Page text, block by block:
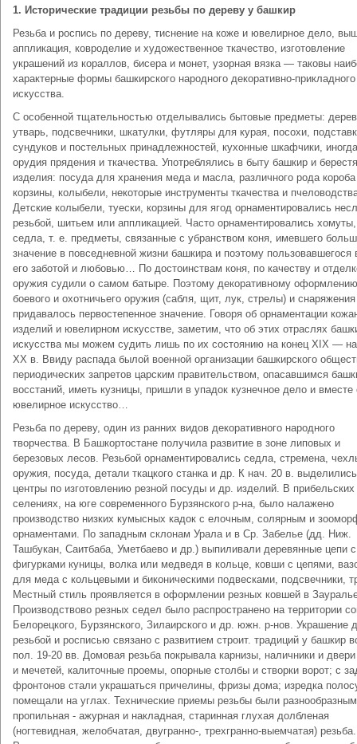
1. Исторические традиции резьбы по дереву у башкир
Резьба и роспись по дереву, тиснение на коже и ювелирное дело,
аппликация, ковроделие и художественное ткачество, изготовление
украшений из кораллов, бисера и монет, узорная вязка — таковы
характерные формы башкирского народного декоративно-прикладного
искусства.
C особенной тщательностью отделывались бытовые предметы:
утварь, подсвечники, шкатулки, футляры для курая, посохи,
сундуков и постельных принадлежностей, кухонные шкафчики, иногда
орудия прядения и ткачества. Употреблялись в быту башкир и
изделия: посуда для хранения меда и масла, различного рода
корзины, колыбели, некоторые инструменты ткачества и
Детские колыбели, туески, корзины для ягод орнаментировались
резьбой, шитьем или аппликацией. Часто орнаментировались
седла, т. е. предметы, связанные с убранством коня, имевшего
значение в повседневной жизни башкира и поэтому пользовавшегося
его заботой и любовью… По достоинствам коня, по качеству и
оружия судили о самом батыре. Поэтому декоративному оформлению
боевого и охотничьего оружия (сабля, щит, лук, стрелы) и снаряжения
придавалось первостепенное значение. Говоря об орнаментации
изделий и ювелирном искусстве, заметим, что об этих отраслях
искусства мы можем судить лишь по их состоянию на конец XIX —
XX в. Ввиду распада былой военной организации башкирского
периодических запретов царским правительством, опасавшимся
восстаний, иметь кузницы, пришли в упадок кузнечное дело и вместе
ювелирное искусство…
Резьба по дереву, один из ранних видов декоративного народного
творчества. В Башкортостане получила развитие в зоне липовых и
березовых лесов. Резьбой орнаментировались седла, стремена,
оружия, посуда, детали ткацкого станка и др. К нач. 20 в. выделились
центры по изготовлению резной посуды и др. изделий. В прибельских
селениях, на юге современного Бурзянского р-на, было налажено
производство низких кумысных кадок с елочным, солярным и
орнаментами. По западным склонам Урала и в Ср. Забелье (дд. Ниж.
Ташбукан, Саитбаба, Уметбаево и др.) выпиливали деревянные цепи с
фигурками куницы, волка или медведя в кольце, ковши с цепями,
для меда с кольцевыми и биконическими подвесками, подсвечники,
Местный стиль проявляется в оформлении резных ковшей в
Производствово резных седел было распространено на территории
Белорецкого, Бурзянского, Зилаирского и др. южн. р-нов. Украшение
резьбой и росписью связано с развитием строит. традиций у башкир
пол. 19-20 вв. Домовая резьба покрывала карнизы, наличники и
и мечетей, калиточные проемы, опорные столбы и створки ворот; с
фронтонов стали украшаться причелины, фризы дома; изредка
помещали на углах. Технические приемы резьбы были
пропильная - ажурная и накладная, старинная глухая долбленая
(ногтевидная, желобчатая, двугранно-, трехгранно-выемчатая) резьба.